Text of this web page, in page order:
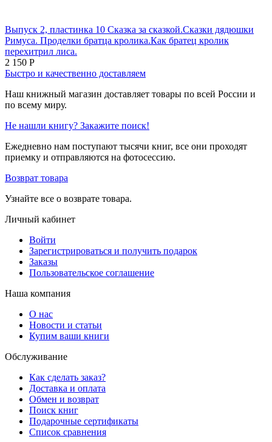
Выпуск 2, пластинка 10 Сказка за сказкой.Сказки дядюшки
Римуса. Проделки братца кролика.Как братец кролик
перехитрил лиса.
2 150 Р
Быстро и качественно доставляем
Наш книжный магазин доставляет товары по всей России и
по всему миру.
Не нашли книгу? Закажите поиск!
Ежедневно нам поступают тысячи книг, все они проходят
приемку и отправляются на фотосессию.
Возврат товара
Узнайте все о возврате товара.
Личный кабинет
Войти
Зарегистрироваться и получить подарок
Заказы
Пользовательское соглашение
Наша компания
О нас
Новости и статьи
Купим ваши книги
Обслуживание
Как сделать заказ?
Доставка и оплата
Обмен и возврат
Поиск книг
Подарочные сертификаты
Список сравнения